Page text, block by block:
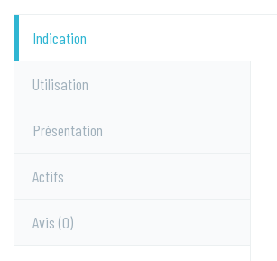
Indication
Utilisation
Présentation
Actifs
Avis (0)